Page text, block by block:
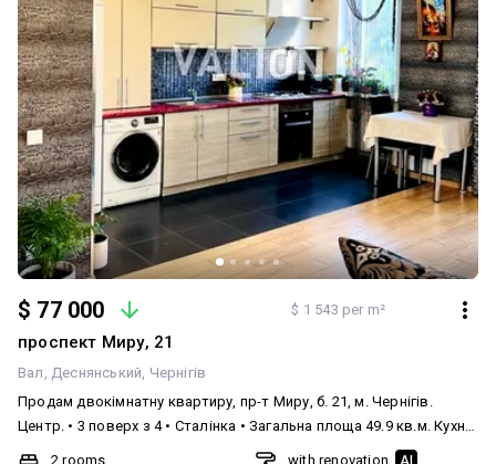
$ 77 000 $ 1 543 per m²
проспект Миру, 21
Вал Деснянський Чернігів
Продам двокімнатну квартиру, пр-т Миру, б. 21, м. Чернігів.
Центр. • 3 поверх з 4 • Сталінка • Загальна площа 49.9 кв.м. Кухня-
вітальня 32.1 кв.м, спальня 10.1 кв.м. • Балкон не засклений з
2 rooms
with renovation AI